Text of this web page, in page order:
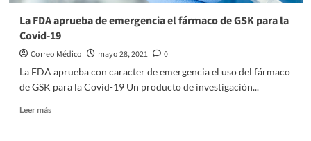
La FDA aprueba de emergencia el fármaco de GSK para la
Covid-19
Correo Médico mayo 28, 2021
0
La FDA aprueba con caracter de emergencia el uso del fármaco
de GSK para la Covid-19 Un producto de investigación...
Leer másLeer